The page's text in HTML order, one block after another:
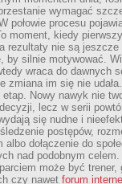
wymagać
połowie procesu
moment, kiedy
rezultaty nie są
by silnie motywować.
wraca do dawnych
zmiana im się nie
etap. Nowy nawyk nie
lecz w serii
się nudne i
postępów,
albo dołączenie do
nad podobnym
może być trener,
czy nawet forum